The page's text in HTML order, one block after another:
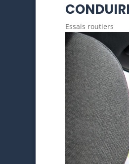
Essais routiers